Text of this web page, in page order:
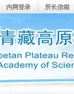
内网登录 所长信箱